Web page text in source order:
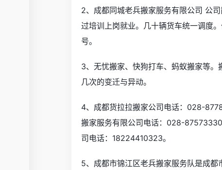
2、成都同城老兵搬家服务有限公司 公
过培训上岗就业。几十辆货车统一调度
号。
3、无忧搬家、快狗打车、蚂蚁搬家等
几次的变迁与异动。
4、成都货拉拉搬家公司电话：028-
搬家服务有限公司电话：028-
司电话：18224410323。
5、成都市锦江区老兵搬家服务队是成都